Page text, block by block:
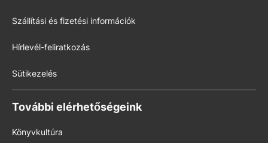
Szállítási és fizetési információk
Hírlevél-feliratkozás
Sütikezelés
További elérhetőségeink
Könyvkultúra